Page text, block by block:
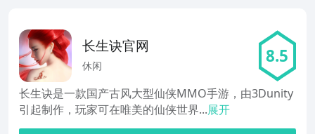
长生诀官网
休闲 8.5
长生诀是一款国产古风大型仙侠MMO手游，由3Dunity
引起制作，玩家可在唯美的仙侠世界...展开